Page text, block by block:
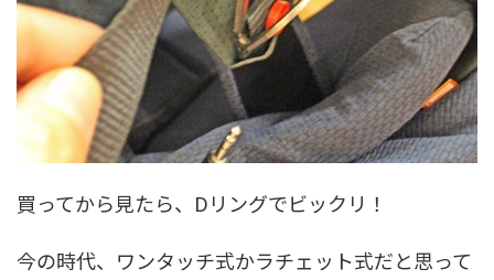
買ってから見たら、Dリングでビックリ！
今の時代、ワンタッチ式かラチェット式だと思って